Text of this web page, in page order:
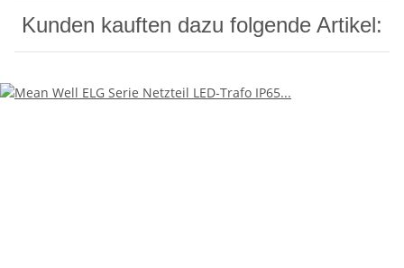
Kunden kauften dazu folgende Artikel: